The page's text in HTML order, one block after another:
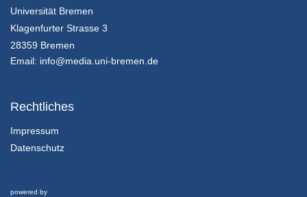
Universität Bremen
Klagenfurter Strasse 3
28359 Bremen
Email: info@media.uni-bremen.de
Rechtliches
Impressum
Datenschutz
powered by